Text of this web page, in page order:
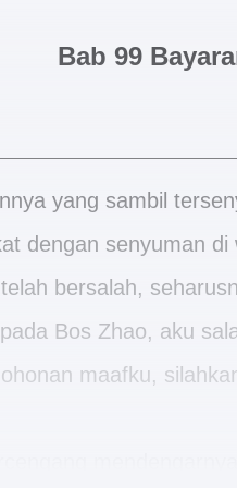
Bab 99
yang sambil
dengan senyuman
bersalah,
Bos Zhao, aku
maafku,